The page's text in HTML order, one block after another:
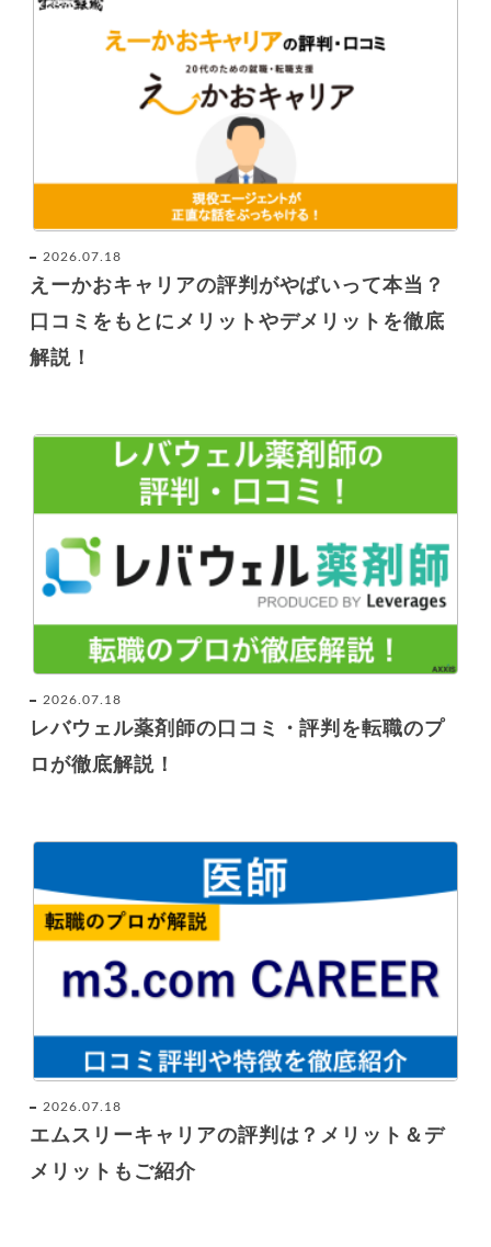
2026.07.18
えーかおキャリアの評判がやばいって本当？
口コミをもとにメリットやデメリットを徹底
解説！
2026.07.18
レバウェル薬剤師の口コミ・評判を転職のプ
ロが徹底解説！
2026.07.18
エムスリーキャリアの評判は？メリット＆デ
メリットもご紹介